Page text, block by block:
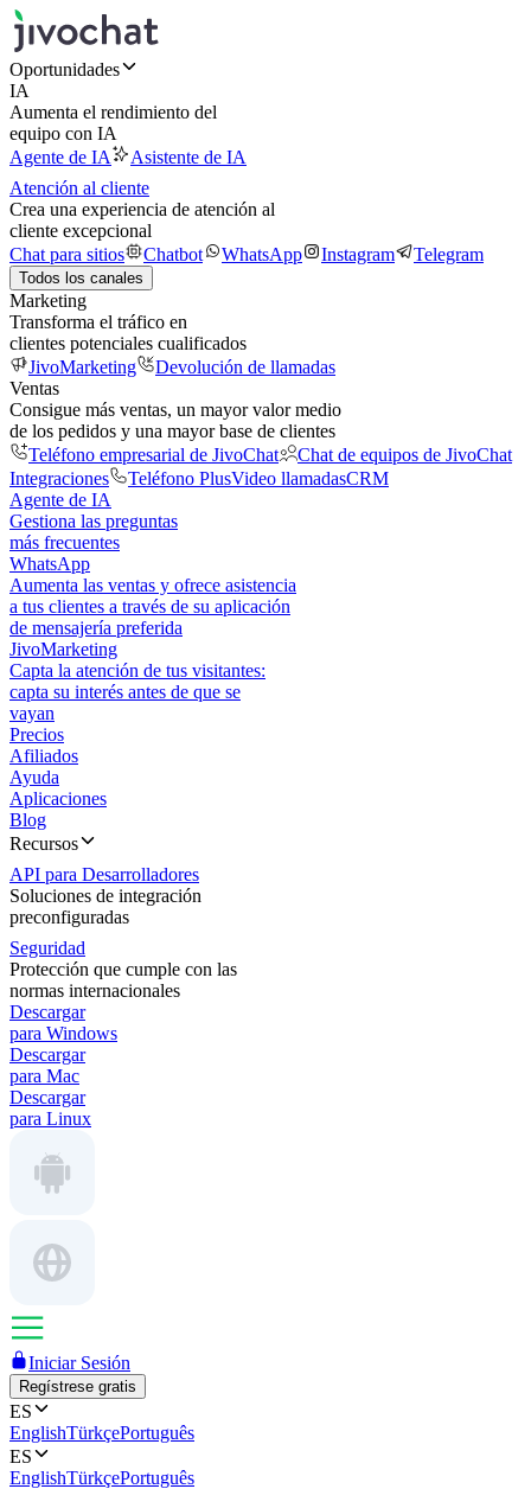
Oportunidades
IA
Aumenta el rendimiento del
equipo con IA
Agente de IA
Asistente de IA
Atención al cliente
Crea una experiencia de atención al
cliente excepcional
Chat para sitios
Chatbot WhatsApp Instagram Telegram
Todos los canales
Marketing
Transforma el tráfico en
clientes potenciales cualificados
JivoMarketing
Devolución de llamadas
Ventas
Consigue más ventas, un mayor valor medio
de los pedidos y una mayor base de clientes
Teléfono empresarial de JivoChat
Chat de equipos de JivoChat
Integraciones
Teléfono PlusVideo llamadasCRM
Agente de IA
Gestiona las preguntas
más frecuentes
WhatsApp
Aumenta las ventas y ofrece asistencia
a tus clientes a través de su aplicación
de mensajería preferida
JivoMarketing
Capta la atención de tus visitantes:
capta su interés antes de que se
vayan
Precios
Afiliados
Ayuda
Aplicaciones
Blog
Recursos
API para Desarrolladores
Soluciones de integración
preconfiguradas
Seguridad
Protección que cumple con las
normas internacionales
Descargar
para Windows
Descargar
para Mac
Descargar
para Linux
Iniciar Sesión
Regístrese gratis
ES
EnglishTürkçePortuguês
ES
EnglishTürkçePortuguês